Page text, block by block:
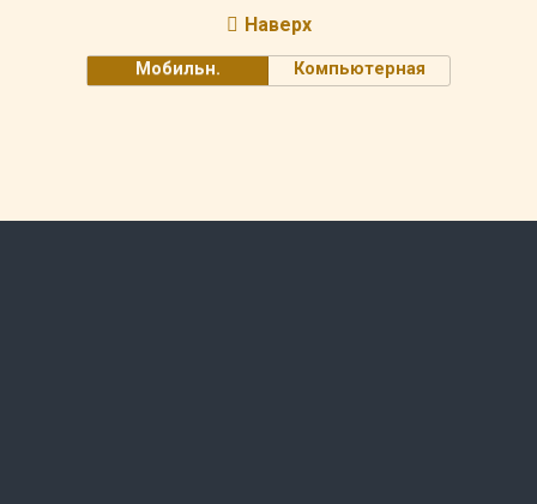
Наверх
Мобильн. Компьютерная